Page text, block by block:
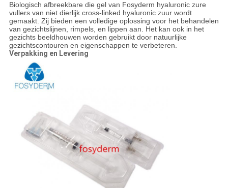
Biologisch afbreekbare die gel van Fosyderm hyaluronic zure
vullers van niet dierlijk cross-linked hyaluronic zuur wordt
gemaakt. Zij bieden een volledige oplossing voor het behandelen
van gezichtslijnen, rimpels, en lippen aan. Het kan ook in het
gezichts beeldhouwen worden gebruikt door natuurlijke
gezichtscontouren en eigenschappen te verbeteren.
Verpakking en Levering